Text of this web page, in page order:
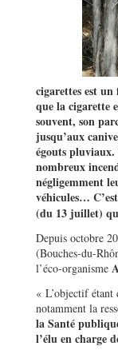
cigarettes est
que la cigarette
souvent, son
jusqu’aux
égouts pluviaux.
nombreux
négligemment
véhicules…
(du 13 juillet)
Depuis octobre
(Bouches-du-
l’éco-organisme
« L’objectif étant
notamment la
la Santé
l’élu en charge